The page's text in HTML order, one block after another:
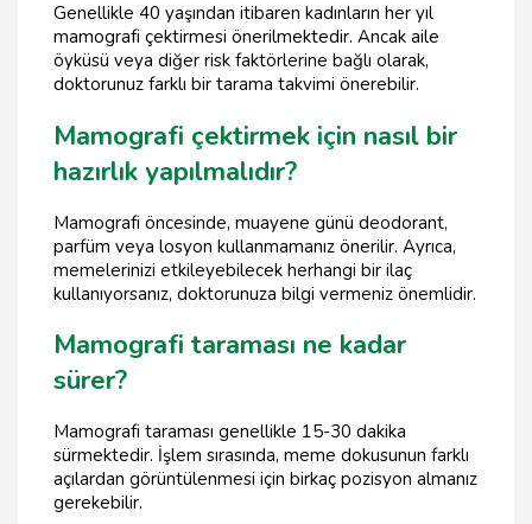
Genellikle 40 yaşından itibaren kadınların her yıl
mamografi çektirmesi önerilmektedir. Ancak aile
öyküsü veya diğer risk faktörlerine bağlı olarak,
doktorunuz farklı bir tarama takvimi önerebilir.
Mamografi çektirmek için nasıl bir
hazırlık yapılmalıdır?
Mamografi öncesinde, muayene günü deodorant,
parfüm veya losyon kullanmamanız önerilir. Ayrıca,
memelerinizi etkileyebilecek herhangi bir ilaç
kullanıyorsanız, doktorunuza bilgi vermeniz önemlidir.
Mamografi taraması ne kadar
sürer?
Mamografi taraması genellikle 15-30 dakika
sürmektedir. İşlem sırasında, meme dokusunun farklı
açılardan görüntülenmesi için birkaç pozisyon almanız
gerekebilir.